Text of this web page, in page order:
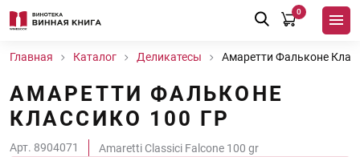
0
Главная Каталог Деликатесы Амаретти Фальконе
АМАРЕТТИ ФАЛЬКОНЕ
КЛАССИКО 100 ГР
Арт. 8904071
Amaretti Classici Falcone 100 gr